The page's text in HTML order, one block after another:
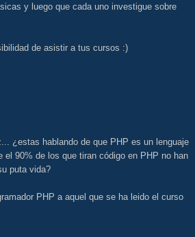
y luego que cada uno investigue sobre
de asistir a tus cursos :)
¿estas hablando de que PHP es un lenguaje
el 90% de los que tiran código en PHP no han
puta vida?
PHP a aquel que se ha leido el curso